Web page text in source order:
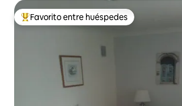
De los mejores en Favorito entre huéspedes
Favorito entre huéspedes